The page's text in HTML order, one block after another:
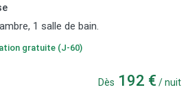
1 salle de bain.
gratuite (J-60)
Dès 192 € / nuit